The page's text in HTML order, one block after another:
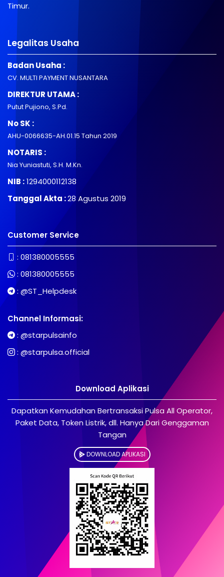
Timur.
Legalitas Usaha
Badan Usaha :
CV. MULTI PAYMENT NUSANTARA
DIREKTUR UTAMA :
Putut Pujiono, S.Pd.
No SK :
AHU-0066635-AH.01.15 Tahun 2019
NOTARIS :
Nia Yuniastuti, S.H. M.Kn.
NIB :1294000112138
Tanggal Akta :28 Agustus 2019
Customer Service
: 081380005555
: 081380005555
: @ST_Helpdesk
Channel Informasi:
: @starpulsainfo
: @starpulsa.official
Download Aplikasi
Dapatkan Kemudahan Bertransaksi Pulsa All Operator,
Paket Data, Token Listrik, dll. Hanya Dari Genggaman
Tangan
DOWNLOAD APLIKASI